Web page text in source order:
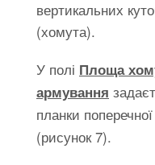
вертикальних
(хомута).
У полі Площа
армування
планки
(рисунок 7).